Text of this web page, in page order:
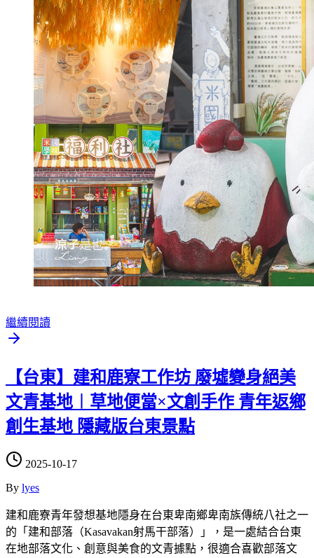
繼續閱讀
【台東】建和鹿寮工作坊 廢墟變身絕美
文青基地︱草地便當×文創手作 青年返鄉
創生基地 隱藏版台東景點
2025-10-17
By lyes
建和鹿寮青年發想基地隱身在台東卑南鄉卑南族傳統八社之一
的「建和部落（Kasavakan射馬干部落）」，是一處結合台東
在地部落文化、創意與美食的文青據點，很適合喜歡部落文